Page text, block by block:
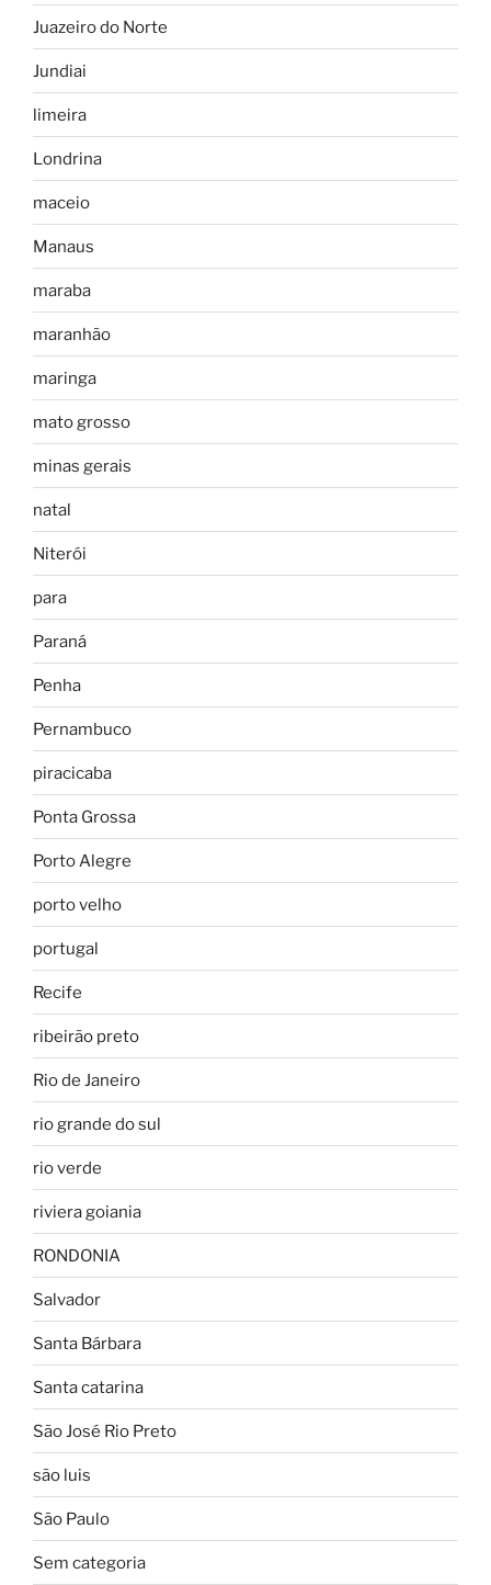
Juazeiro do Norte
Jundiai
limeira
Londrina
maceio
Manaus
maraba
maranhão
maringa
mato grosso
minas gerais
natal
Niterói
para
Paraná
Penha
Pernambuco
piracicaba
Ponta Grossa
Porto Alegre
porto velho
portugal
Recife
ribeirão preto
Rio de Janeiro
rio grande do sul
rio verde
riviera goiania
RONDONIA
Salvador
Santa Bárbara
Santa catarina
São José Rio Preto
são luis
São Paulo
Sem categoria